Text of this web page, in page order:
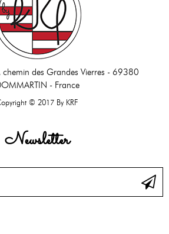
des Grandes Vierres - 69380
- France
© 2017 By KRF
Newsletter